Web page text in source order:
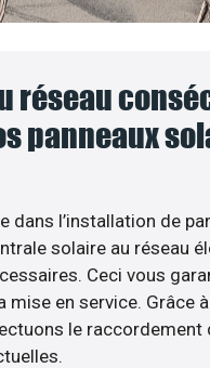
réseau
panneaux
dans l’installation de
solaire au réseau
Ceci vous
mise en service. Grâce
le raccordement